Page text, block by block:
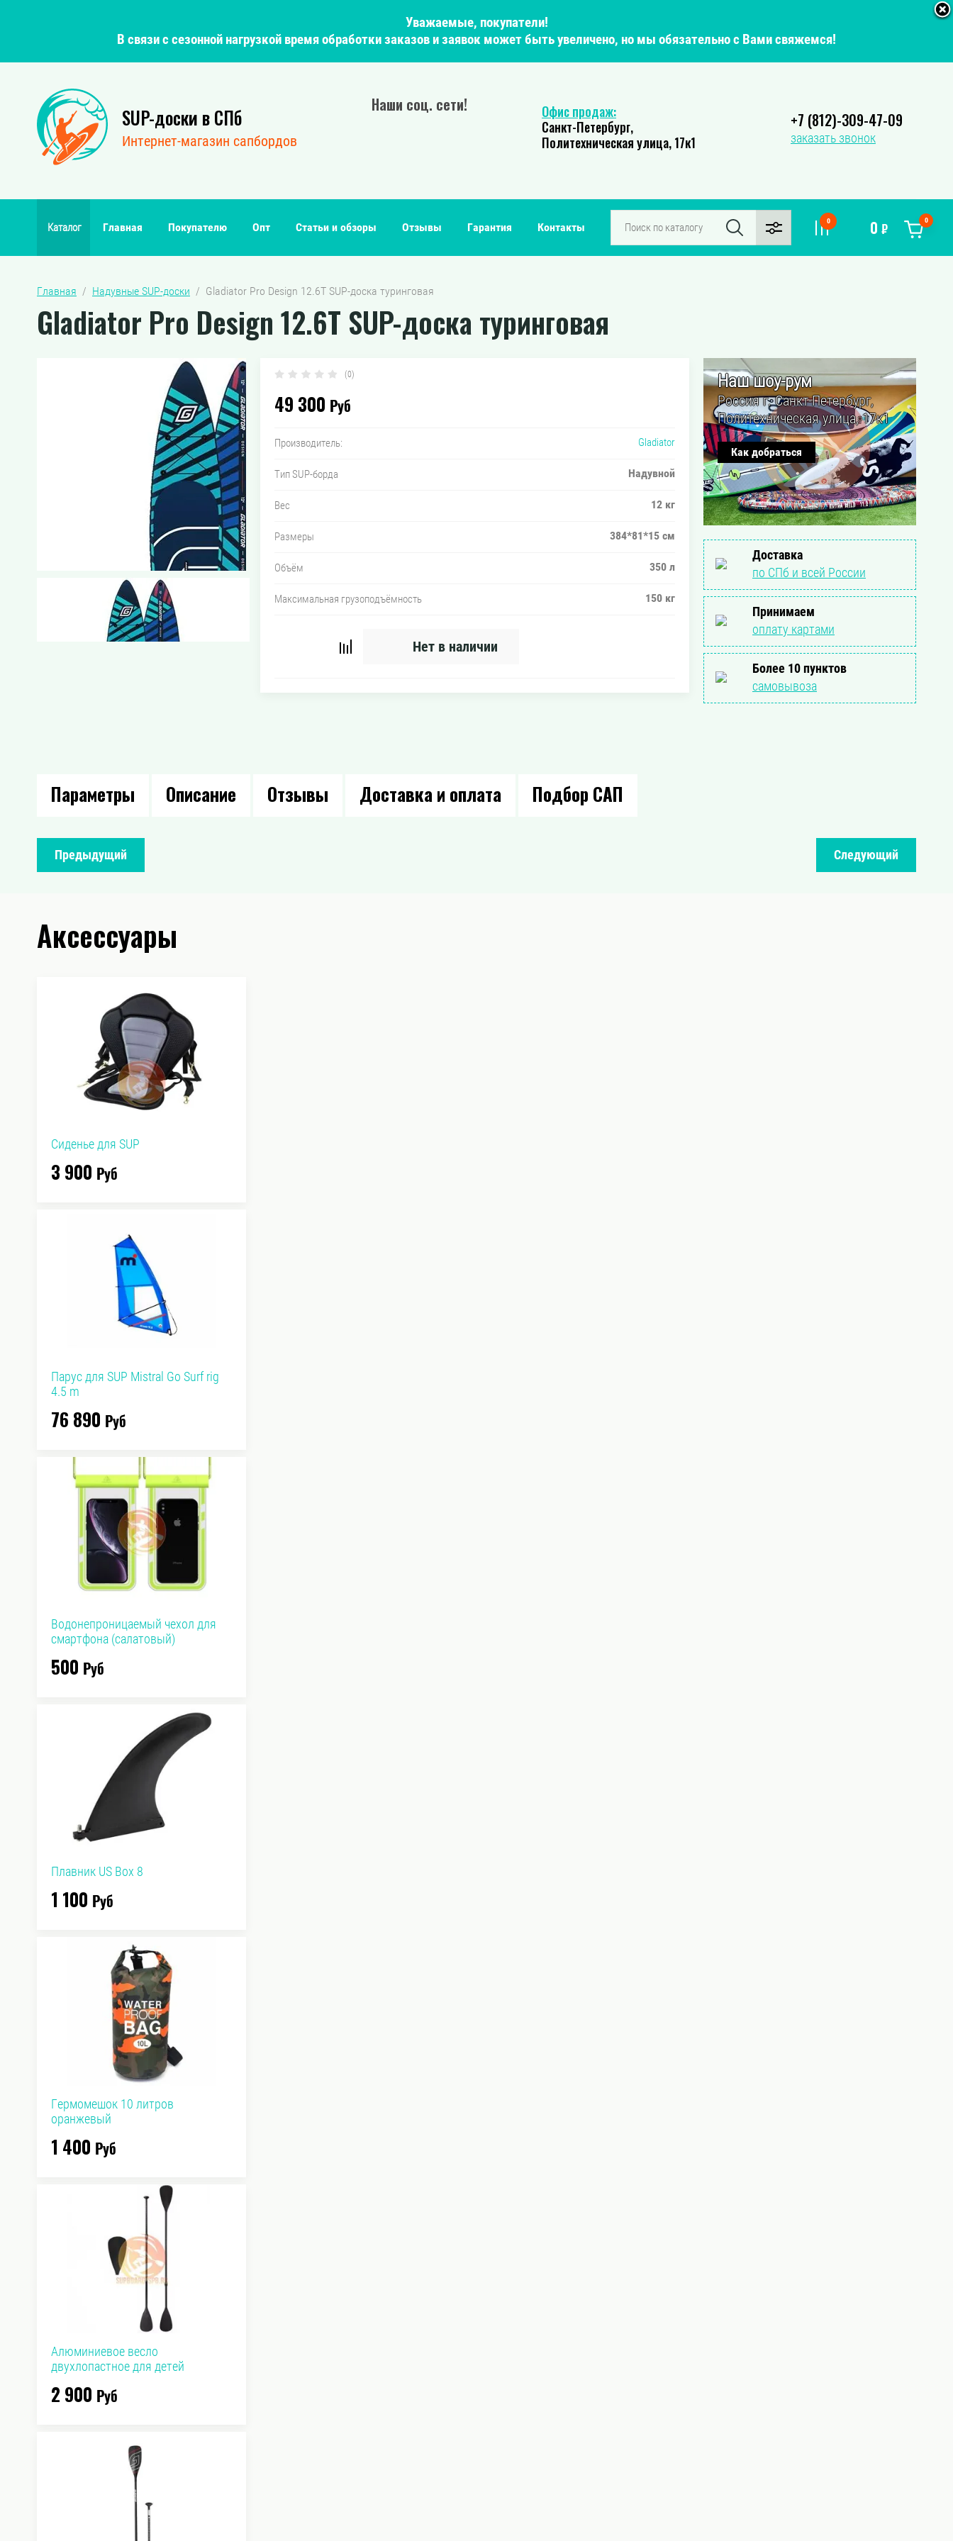
Уважаемые, покупатели!
В связи с сезонной нагрузкой время обработки заказов и заявок может быть увеличено, но мы обязательно с Вами свяжемся!
Каталог Главная Покупателю Опт Статьи и обзоры Отзывы Гарантия Контакты 0 0 ₽
0
SUP-доски в СПб
Интернет-магазин сапбордов
Наши соц. сети!
Офис продаж:
Санкт-Петербург,
Политехническая улица, 17к1
+7 (812)-309-47-09
заказать звонок
Главная
  /
Надувные SUP-доски
  /  Gladiator Pro Design 12.6T SUP-доска туринговая
Gladiator Pro Design 12.6T SUP-доска туринговая
(0)
49 300 Руб
Производитель: Gladiator
Тип SUP-борда Надувной
Вес 12 кг
Размеры 384*81*15 см
Объём 350 л
Максимальная грузоподъёмность 150 кг
Нет в наличии
Наш шоу-рум
Россия г. Санкт-Петербург,
Политехническая улица, 17к1
Как добраться
Доставка
по СПб и всей России
Принимаем
оплату картами
Более 10 пунктов
самовывоза
Параметры Описание Отзывы Доставка и оплата Подбор САП
Предыдущий Следующий
Аксессуары
Сиденье для SUP
3 900 Руб
Парус для SUP Mistral Go Surf rig
4.5 m
76 890 Руб
Водонепроницаемый чехол для
смартфона (салатовый)
500 Руб
Плавник US Box 8
1 100 Руб
Гермомешок 10 литров
оранжевый
1 400 Руб
Алюминиевое весло
двухлопастное для детей
2 900 Руб